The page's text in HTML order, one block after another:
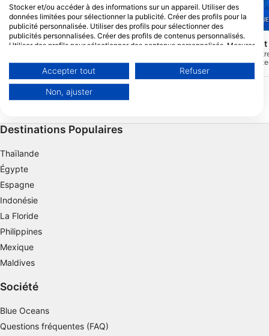
Mares
le sec de la Gabinière(★4.4)
Le sec de la Gabinière, situé dans le parc
national de Port-Cros, est un site de
spectaculaires.Le courant est parfois
TIKI DIVE / SAS SEA
La Gabinière Ouest
La plongée alterne
éboulis rocheux et se
de magnifiques crêtes
m. Abritée du vent
Destinations Populaires
Thaïlande
Égypte
Espagne
Indonésie
La Floride
Philippines
Mexique
Maldives
Société
Blue Oceans
Questions fréquentes (FAQ)
Stocker et/ou accéder à des informations sur un appareil. Utiliser des
données limitées pour sélectionner la publicité. Créer des profils pour la
publicité personnalisée. Utiliser des profils pour sélectionner des
publicités personnalisées. Créer des profils de contenus personnalisés.
Utiliser des profils pour sélectionner des contenus personnalisés. Mesurer
Comprendre les publics par le biais de statistiques ou de combinaisons de
données provenant de différentes sources. Développer et améliorer les
services. Utiliser des données limitées pour sélectionner le contenu.
Vous trouverez de plus amples informations sur l'utilisation des données
envoyées aux États-Unis.
site Web/application.
Stocker et/ou accéder à des informations sur
un appareil
Utiliser des données limitées pour
Créer des profils pour la publicité
personnalisée
Utiliser des profils pour sélectionner des
publicités personnalisées
Accepter tout Refuser
Non, ajuster